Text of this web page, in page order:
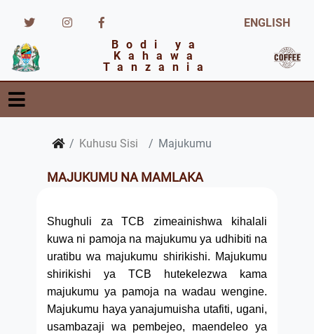
ENGLISH
Bodi ya
Kahawa
Tanzania
Kuhusu Sisi Majukumu
MAJUKUMU NA MAMLAKA
Shughuli za TCB zimeainishwa kihalali
kuwa ni pamoja na majukumu ya udhibiti na
uratibu wa majukumu shirikishi. Majukumu
shirikishi ya TCB hutekelezwa kama
majukumu ya pamoja na wadau wengine.
Majukumu haya yanajumuisha utafiti, ugani,
usambazaji wa pembejeo, maendeleo ya